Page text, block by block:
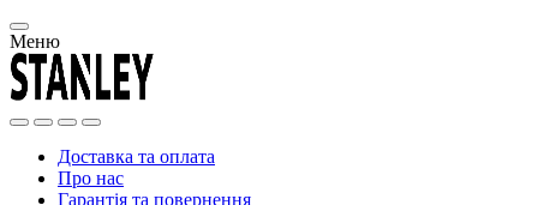
Меню
Доставка та оплата
Про нас
Гарантія та повернення